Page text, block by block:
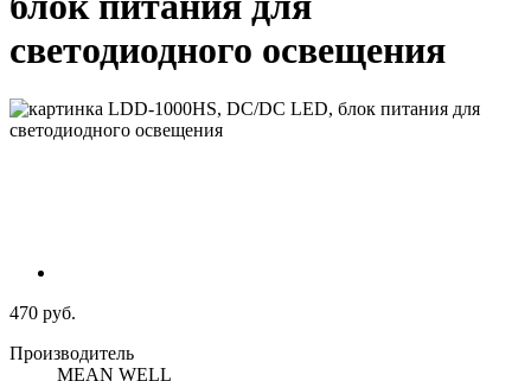
светодиодного освещения
470 руб.
Производитель
MEAN WELL